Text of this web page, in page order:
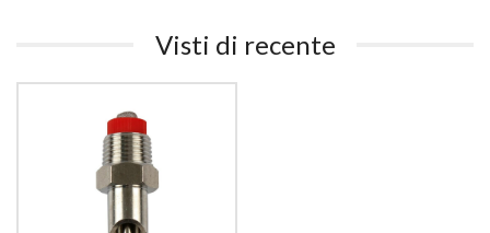
Visti di recente